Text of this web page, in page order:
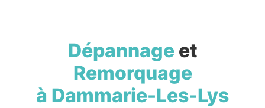
Dépannageet
Remorquage
à Dammarie-Les-Lys